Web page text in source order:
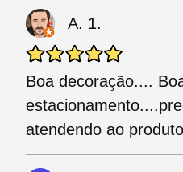
A. 1.
Boa decoração....
atendendo ao